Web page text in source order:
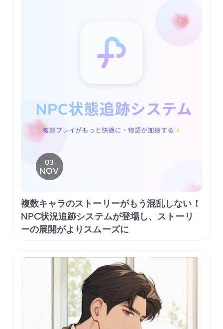
03
NOV
複数キャラのストーリーがもう混乱しない！
NPC状況追跡システムが登場し、ストーリ
ーの展開がよりスムーズに